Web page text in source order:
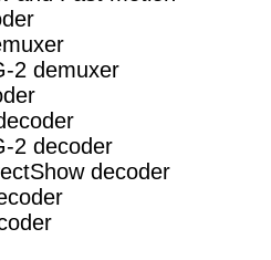
2 demuxer
2 decoder
decoder